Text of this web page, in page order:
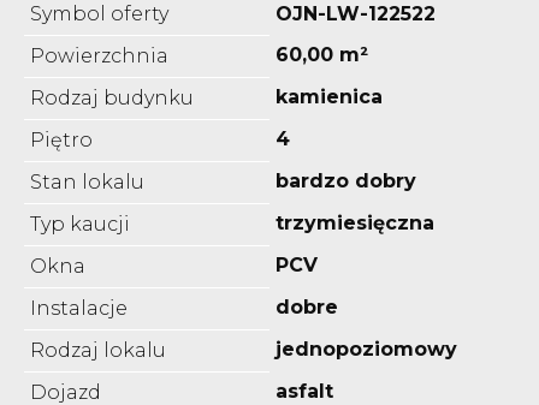
Symbol oferty
OJN-LW-122522
Powierzchnia
60,00 m²
Rodzaj budynku
kamienica
Piętro
4
Stan lokalu
bardzo dobry
Typ kaucji
trzymiesięczna
Okna
PCV
Instalacje
dobre
Rodzaj lokalu
jednopoziomowy
Dojazd
asfalt